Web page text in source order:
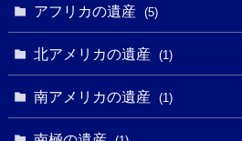
(7)
(16)
(62)
(2)
(2)
(7)
(2)
(1)
(2)
(1)
(1)
アフリカの遺産 (5)
(3)
北アメリカの遺産 (1)
(1)
(1)
南アメリカの遺産 (1)